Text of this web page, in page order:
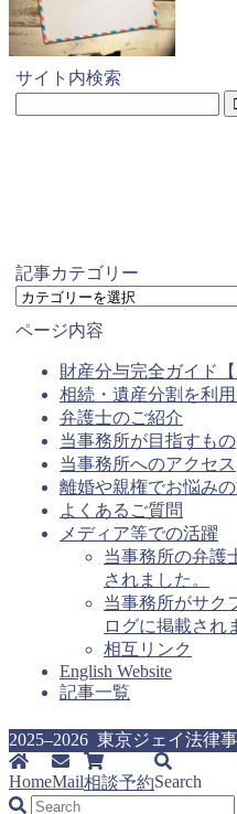
サイト内検索
記事カテゴリー
記
カ
ページ内容
財産分与完全ガイド【
相続・遺産分割を利
弁護士のご紹介
当事務所が目指すもの
当事務所へのアクセス
離婚や親権でお悩み
よくあるご質問
メディア等での活躍
当事務所の弁護
されました。
当事務所がサク
ログに掲載され
相互リンク
English Website
記事一覧
2025–2026 東京ジェイ法律
HomeMail相談予約Search